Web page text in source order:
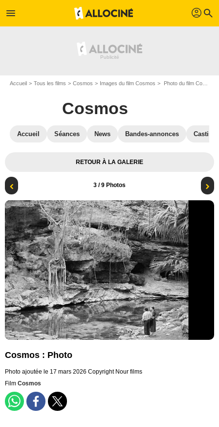
menu profil search
Accueil Tous les films Cosmos Images du film Cosmos Photo du film Cosmos - Photo 3
Cosmos
Accueil Séances News Bandes-annonces Casting
RETOUR À LA GALERIE
3 / 9 Photos
Cosmos : Photo
Photo ajoutée le 17 mars 2026 Copyright Nour films
Film Cosmos